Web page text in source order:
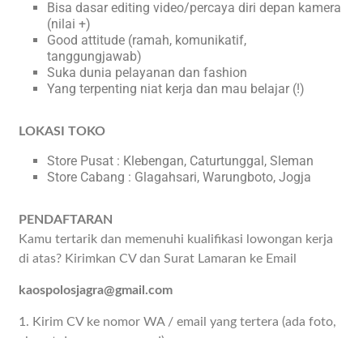
Bisa dasar editing video/percaya diri depan kamera
(nilai +)
Good attitude (ramah, komunikatif,
tanggungjawab)
Suka dunia pelayanan dan fashion
Yang terpenting niat kerja dan mau belajar (!)
LOKASI TOKO
Store Pusat : Klebengan, Caturtunggal, Sleman
Store Cabang : Glagahsari, Warungboto, Jogja
PENDAFTARAN
Kamu tertarik dan memenuhi kualifikasi lowongan kerja
di atas? Kirimkan CV dan Surat Lamaran ke Email
kaospolosjagra@gmail.com
1. Kirim CV ke nomor WA / email yang tertera (ada foto,